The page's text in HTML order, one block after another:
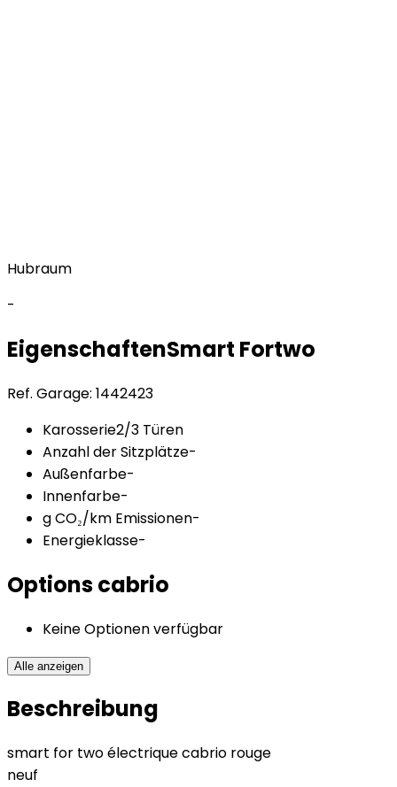
Hubraum
-
EigenschaftenSmart Fortwo
Ref. Garage: 1442423
Karosserie2/3 Türen
Anzahl der Sitzplätze-
Außenfarbe-
Innenfarbe-
g CO₂/km Emissionen-
Energieklasse-
Optionscabrio
Keine Optionen verfügbar
Alle anzeigen
Beschreibung
smart for two électrique cabrio rouge
neuf